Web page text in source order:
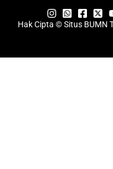
Hak Cipta © Situs BUMN